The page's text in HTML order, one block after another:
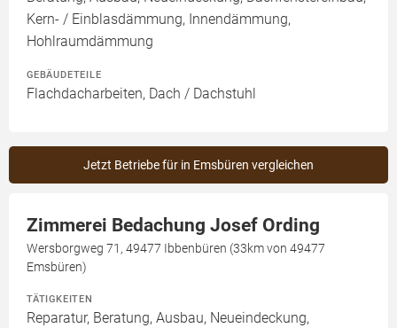
Kern- / Einblasdämmung, Innendämmung,
Hohlraumdämmung
GEBÄUDETEILE
Flachdacharbeiten, Dach / Dachstuhl
Jetzt Betriebe für in Emsbüren vergleichen
Zimmerei Bedachung Josef Ording
Wersborgweg 71, 49477 Ibbenbüren (33km von 49477
Emsbüren)
TÄTIGKEITEN
Reparatur, Beratung, Ausbau, Neueindeckung,